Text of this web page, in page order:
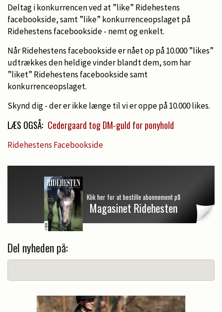
Deltag i konkurrencen ved at ”like” Ridehestens
facebookside, samt ”like” konkurrenceopslaget på
Ridehestens facebookside - nemt og enkelt.
Når Ridehestens facebookside er nået op på 10.000 ”likes”
udtrækkes den heldige vinder blandt dem, som har
”liket” Ridehestens facebookside samt
konkurrenceopslaget.
Skynd dig - der er ikke længe til vi er oppe på 10.000 likes.
LÆS OGSÅ: Cedergaard tog DM-guld for ponyhold
Ridehestens Facebookside
Klik her for at bestille abonnement på
Magasinet Ridehesten
Del nyheden på: